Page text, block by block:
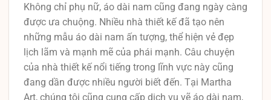
Không chỉ phụ nữ, áo dài nam cũng đang ngày càng
được ưa chuộng. Nhiều nhà thiết kế đã tạo nên
những mẫu áo dài nam ấn tượng, thể hiện vẻ đẹp
lịch lãm và mạnh mẽ của phái mạnh. Câu chuyện
của nhà thiết kế nổi tiếng trong lĩnh vực này cũng
đang dần được nhiều người biết đến. Tại Martha
Art, chúng tôi cũng cung cấp dịch vụ vẽ áo dài nam,